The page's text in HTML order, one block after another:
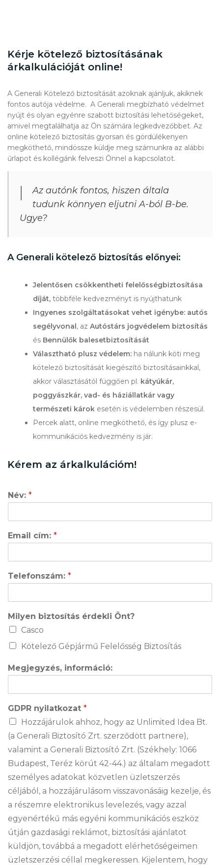
Kérje kötelező biztosításának
árkalkulációját online!
A Generali Kötelező biztosítását azoknak ajánljuk, akiknek
fontos autója védelme. A Generali megbízható védelmet
nyújt és olyan egyénre szabott biztosítási lehetőségeket,
amivel megtalálhatja az Ön számára legkedvezőbbet. Az
online kötelező biztosítás gyorsan és gördülékenyen
megköthető, mindössze küldje meg számunkra az alábbi
űrlapot és kollégánk felveszi Önnel a kapcsolatot.
Az autónk fontos, hiszen általa
tudunk könnyen eljutni A-ból B-be.
Ugye?
A Generali kötelező biztosítás előnyei:
Jelentősen csökkentheti felelősségbiztosítása
díját,többféle kedvezményt is nyújthatunk
Ingyenes szolgáltatásokat vehet igénybe: autós
segélyvonal, azAutóstárs jogvédelem biztosítás
és Bennülők balesetbiztosítását
Választható plusz védelem: ha nálunk köti meg
kötelező biztosítását kiegészítő biztosításainkkal,
akkor választásától függően pl. kátyúkár,
poggyászkár, vad- és háziállatkár vagy
természeti károk esetén is védelemben részesül.
Percek alatt, online megköthető, és így plusz e-
kommunikációs kedvezmény is jár.
Kérem az árkalkulációm!
Név: *
Email cím: *
Telefonszám: *
Milyen biztosítás érdekli Önt?
Casco
Kötelező Gépjármű Felelősség Biztosítás
Megjegyzés, információ:
GDPR nyilatkozat *
Hozzájárulok ahhoz, hogy az Unlimited Idea Bt.
(a Generali Biztosító Zrt. szerződött partnere),
valamint a Generali Biztosító Zrt. (Székhely: 1066
Budapest, Teréz körút 42-44.) az általam megadott
személyes adatokat közvetlen üzletszerzés
céljából, a hozzájárulásom visszavonásáig kezelje, és
a részemre elektronikus levelezés, vagy azzal
egyenértékű más egyéni kommunikációs eszköz
útján gazdasági reklámot, biztosítási ajánlatot
küldjön, továbbá a megadott elérhetőségeimen
üzletszerzési céllal megkeressen. Kijelentem, hogy